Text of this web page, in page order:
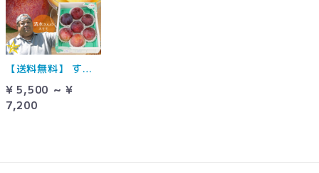
【送料無料】 すもも 貴陽 山梨県 南アルプス市産 清水武 農家直送 貴陽
¥ 5,500 ～ ¥
7,200